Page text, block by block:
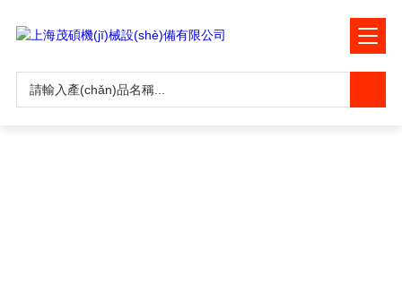
频在线-新影音先锋男人资源,站 _久久久艹艹艹艹_亚洲密臀99精品粉嫩
久久久婷婷_三上悠亚在线观看亚洲一区_操国产日韩_日本操逼视频日本
夭射天天干黄色录像_黄色小网站在线看av_日本色色色色物码